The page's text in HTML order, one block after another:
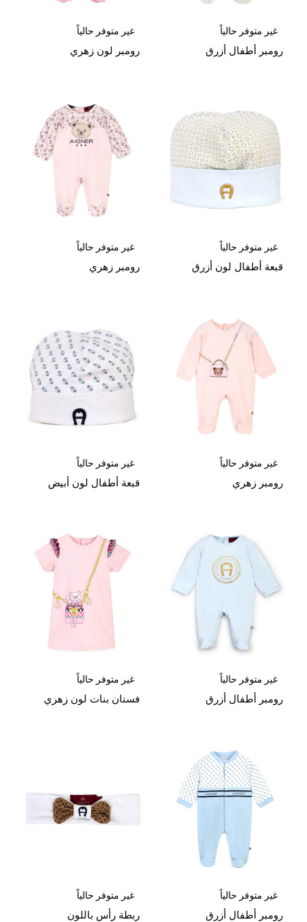
غير متوفر حالياً
رومبر أطفال أزرق
غير متوفر حالياً
رومبر لون زهري
غير متوفر حالياً
قبعة أطفال لون أزرق
غير متوفر حالياً
رومبر زهري
غير متوفر حالياً
رومبر زهري
غير متوفر حالياً
قبعة أطفال لون أبيض
غير متوفر حالياً
رومبر أطفال أزرق
غير متوفر حالياً
فستان بنات لون زهري
غير متوفر حالياً
رومبر أطفال أزرق
غير متوفر حالياً
ربطة رأس باللون